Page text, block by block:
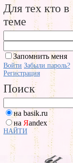
Для тех кто в
теме
Запомнить меня
Войти Забыли пароль?
Регистрация
Поиск
на basik.ru
на Яandex
НАЙТИ